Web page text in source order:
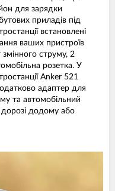
для зарядки
приладів під
встановлені
ваших пристроїв
струму, 2
розетка. У
Anker 521
адаптер для
та автомобільний
додому або